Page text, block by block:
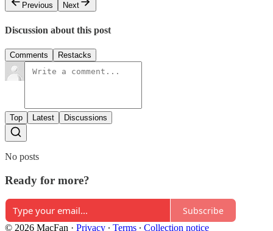
Previous
Next
Discussion about this post
Comments Restacks
Top Latest Discussions
No posts
Ready for more?
Subscribe
© 2026 MacFan · Privacy ∙ Terms ∙ Collection notice